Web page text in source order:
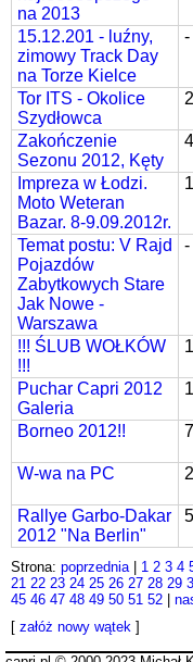
na 2013
15.12.201 - luźny,
zimowy Track Day
na Torze Kielce
-
Tor ITS - Okolice
Szydłowca
Zakończenie
Sezonu 2012, Kęty
4
Impreza w Łodzi.
Moto Weteran
Bazar. 8-9.09.2012r.
Temat postu: V Rajd
Pojazdów
Zabytkowych Stare
Jak Nowe -
Warszawa
-
!!! ŚLUB WOŁKÓW
!!!
Puchar Capri 2012
Galeria
Borneo 2012!!
W-wa na PC
Rallye Garbo-Dakar
2012 "Na Berlin"
5
Strona: poprzednia| 1 2 3 4
21 22 23 24 25 26 27 28 29
45 46 47 48 49 50 51 52
[ załóż nowy wątek ]